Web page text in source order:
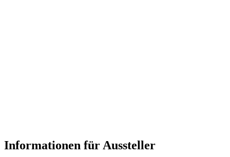
Informationen für Aussteller